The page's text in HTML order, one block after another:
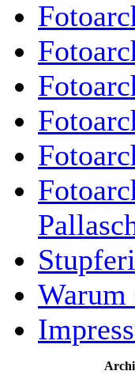
Warum